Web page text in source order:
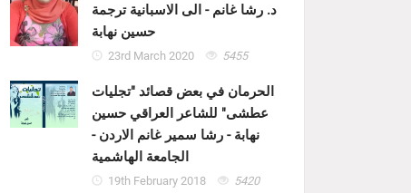
د. رشا غانم - الى الاسبانية ترجمة
حسين نهابة
23rd March 2020 5455
الحرمان في بعض قصائد "تجليات
عطشى" للشاعر العراقي حسين
نهابة - رشا سمير غانم الاردن -
الجامعة الهاشمية
19th February 2018 5420